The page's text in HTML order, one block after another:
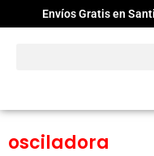
Envíos Gratis en
osciladora